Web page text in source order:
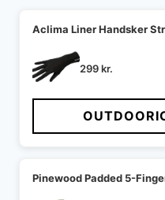
Aclima Liner Handsker Str
299kr.
Pinewood Padded 5-